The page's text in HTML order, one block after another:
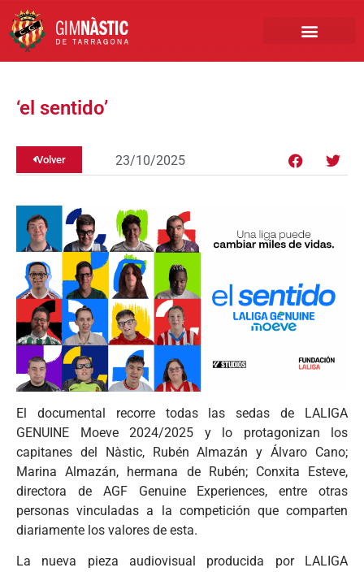
‘el sentido’
Volver 23/10/2025
El documental recorre todas las sedas de LALIGA
GENUINE Moeve 2024/2025 y lo protagonizan los
capitanes del Nàstic, Rubén Almazán y Álvaro Cano;
Marina Almazán, hermana de Rubén; Conxita Esteve,
directora de AGF Genuine Experiences, entre otras
personas vinculadas a la competición que comparten
diariamente los valores de esta.
La nueva pieza audiovisual producida por LALIGA